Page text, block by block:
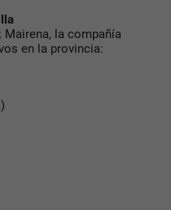
la compañía
en la provincia: